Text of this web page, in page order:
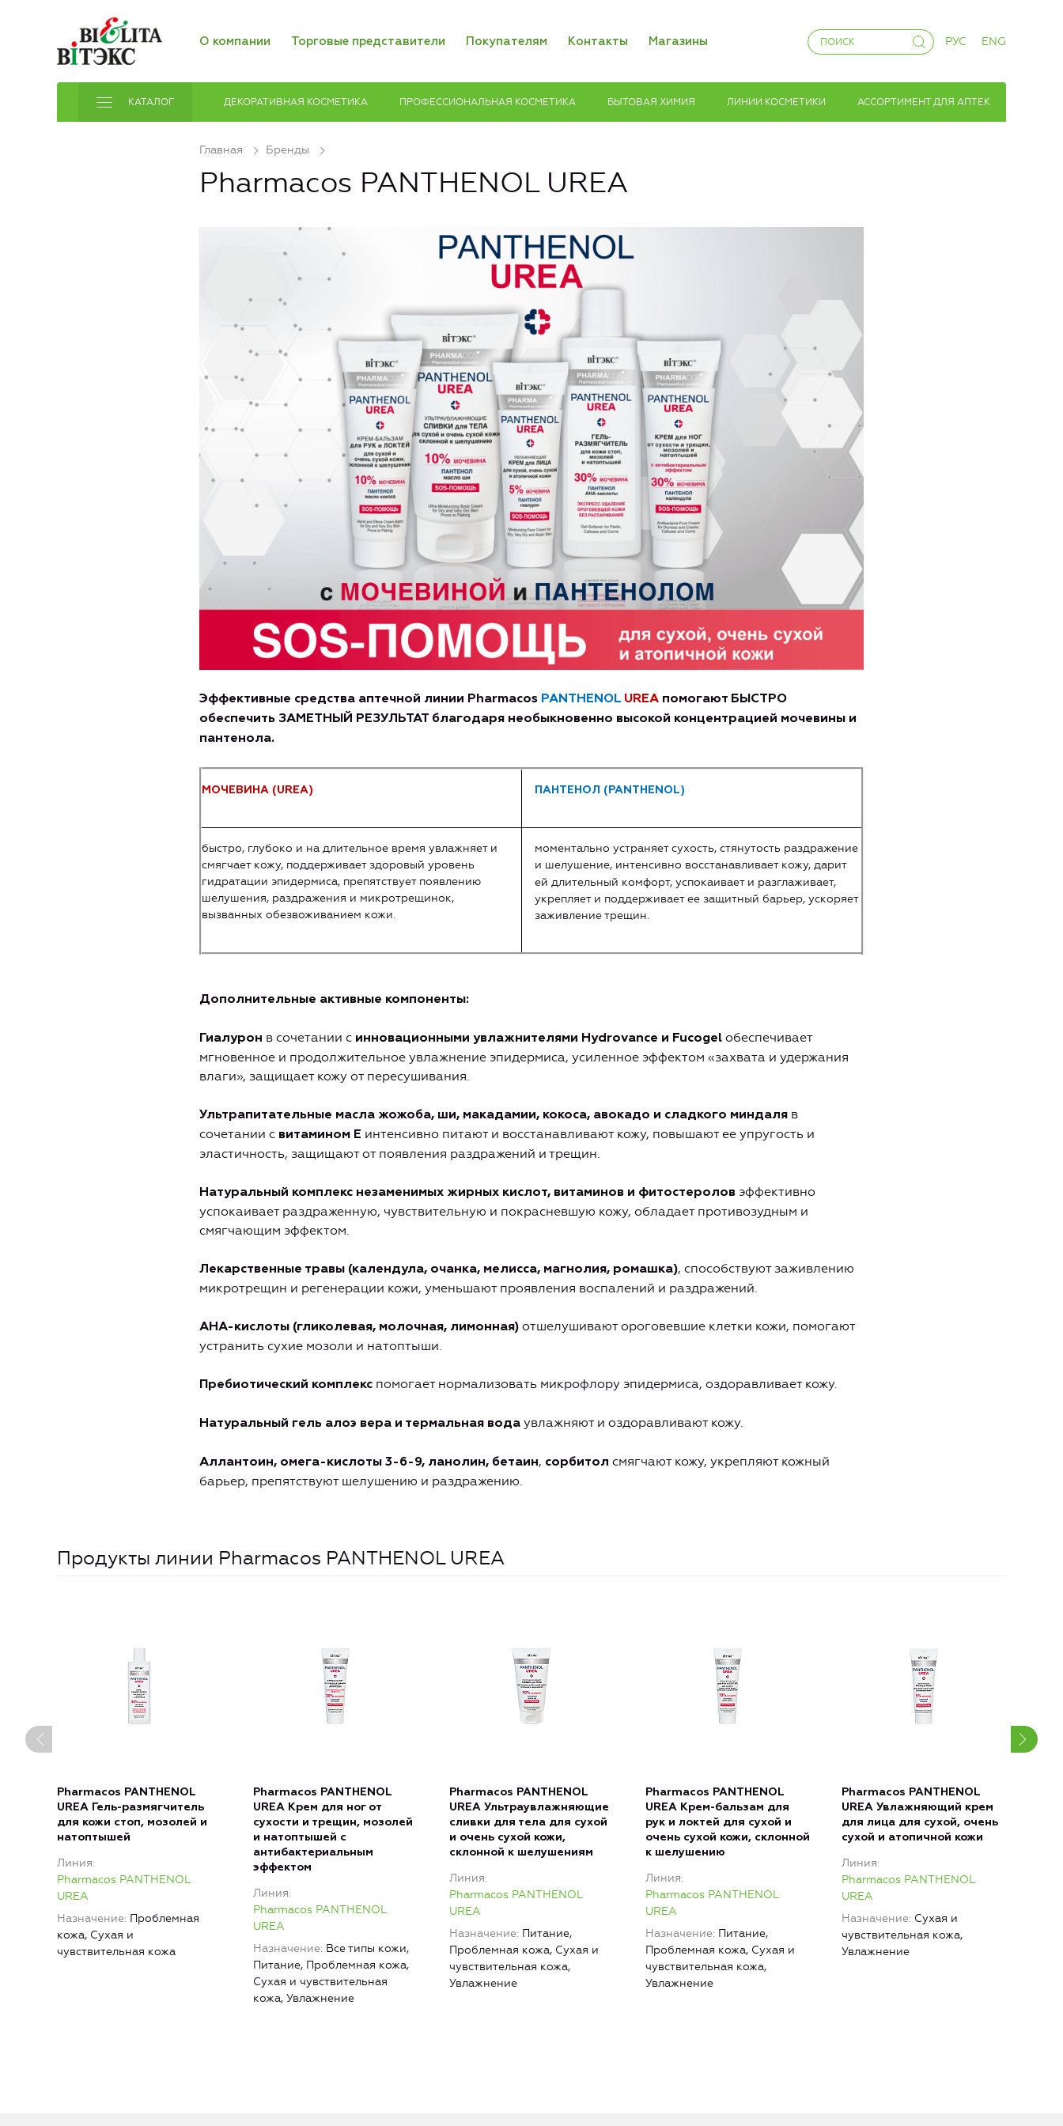
О компании Торговые представители Покупателям Контакты Магазины РУС ENG
КАТАЛОГ ДЕКОРАТИВНАЯ КОСМЕТИКА ПРОФЕССИОНАЛЬНАЯ КОСМЕТИКА БЫТОВАЯ ХИМИЯ ЛИНИИ КОСМЕТИКИ АССОРТИМЕНТ ДЛЯ АПТЕК
Главная Бренды
Pharmacos PANTHENOL UREA
Эффективные средства аптечной линии Pharmacos PANTHENOL UREA помогают БЫСТРО
обеспечить ЗАМЕТНЫЙ РЕЗУЛЬТАТ благодаря необыкновенно высокой концентрацией мочевины и
пантенола.
МОЧЕВИНА (UREA) ПАНТЕНОЛ ( PANTHENOL)
быстро, глубоко и на длительное время увлажняет и
смягчает кожу, поддерживает здоровый уровень
гидратации эпидермиса, препятствует появлению
шелушения, раздражения и микротрещинок,
вызванных обезвоживанием кожи.
моментально устраняет сухость, стянутость раздражение
и шелушение, интенсивно восстанавливает кожу, дарит
ей длительный комфорт, успокаивает и разглаживает,
укрепляет и поддерживает ее защитный барьер, ускоряет
заживление трещин.
Дополнительные активные компоненты:
Гиалурон в сочетании с инновационными увлажнителями Hydrovance и Fucogel обеспечивает
мгновенное и продолжительное увлажнение эпидермиса, усиленное эффектом «захвата и удержания
влаги», защищает кожу от пересушивания.
Ультрапитательные масла жожоба, ши, макадамии, кокоса, авокадо и сладкого миндаля в
сочетании с витамином Е интенсивно питают и восстанавливают кожу, повышают ее упругость и
эластичность, защищают от появления раздражений и трещин.
Натуральный комплекс незаменимых жирных кислот, витаминов и фитостеролов эффективно
успокаивает раздраженную, чувствительную и покрасневшую кожу, обладает противозудным и
смягчающим эффектом.
Лекарственные травы (календула, очанка, мелисса, магнолия, ромашка), способствуют заживлению
микротрещин и регенерации кожи, уменьшают проявления воспалений и раздражений.
АНА-кислоты (гликолевая, молочная, лимонная) отшелушивают ороговевшие клетки кожи, помогают
устранить сухие мозоли и натоптыши.
Пребиотический комплекс помогает нормализовать микрофлору эпидермиса, оздоравливает кожу.
Натуральный гель алоэ вера и термальная вода увлажняют и оздоравливают кожу.
Аллантоин, омега-кислоты 3-6-9, ланолин, бетаин, сорбитол смягчают кожу, укрепляют кожный
барьер, препятствуют шелушению и раздражению.
Продукты линии Pharmacos PANTHENOL UREA
Pharmacos PANTHENOL
UREA Гель-размягчитель
для кожи стоп, мозолей и
натоптышей
Линия
Pharmacos PANTHENOL
UREA
Назначение Проблемная
кожа, Сухая и
чувствительная кожа
Pharmacos PANTHENOL
UREA Крем для ног от
сухости и трещин, мозолей
и натоптышей с
антибактериальным
эффектом
Линия
Pharmacos PANTHENOL
UREA
Назначение Все типы кожи,
Питание, Проблемная кожа,
Сухая и чувствительная
кожа, Увлажнение
Pharmacos PANTHENOL
UREA Ультраувлажняющие
сливки для тела для сухой
и очень сухой кожи,
склонной к шелушениям
Линия
Pharmacos PANTHENOL
UREA
Назначение Питание,
Проблемная кожа, Сухая и
чувствительная кожа,
Увлажнение
Pharmacos PANTHENOL
UREA Крем-бальзам для
рук и локтей для сухой и
очень сухой кожи, склонной
к шелушению
Линия
Pharmacos PANTHENOL
UREA
Назначение Питание,
Проблемная кожа, Сухая и
чувствительная кожа,
Увлажнение
Pharmacos PANTHENOL
UREA Увлажняющий крем
для лица для сухой, очень
сухой и атопичной кожи
Линия
Pharmacos PANTHENOL
UREA
Назначение Сухая и
чувствительная кожа,
Увлажнение